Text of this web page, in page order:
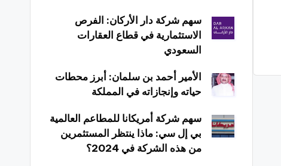
سهم شركة دار الأركان: الفرص
الاستثمارية في قطاع العقارات
السعودي
الأمير أحمد بن سلمان: أبرز محطات
حياته وإنجازاته في المملكة
سهم شركة أمريكانا للمطاعم العالمية
بي إل سي: ماذا ينتظر المستثمرين
من هذه الشركة في 2024؟